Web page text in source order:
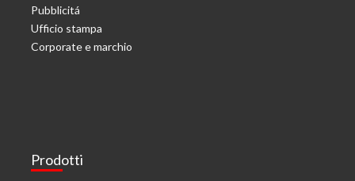
Pubblicitá
Ufficio stampa
Corporate e marchio
Prodotti